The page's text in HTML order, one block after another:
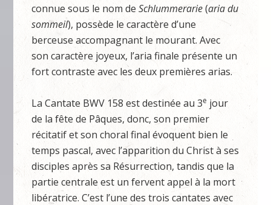
connue sous le nom deSchlummerarie(aria du
sommeil), possède le caractère d’une
berceuse accompagnant le mourant. Avec
son caractère joyeux, l’aria finale présente un
fort contraste avec les deux premières arias.
La Cantate BWV 158 est destinée au 3e jour
de la fête de Pâques, donc, son premier
récitatif et son choral final évoquent bien le
temps pascal, avec l’apparition du Christ à ses
disciples après sa Résurrection, tandis que la
partie centrale est un fervent appel à la mort
libératrice. C’est l’une des trois cantates avec